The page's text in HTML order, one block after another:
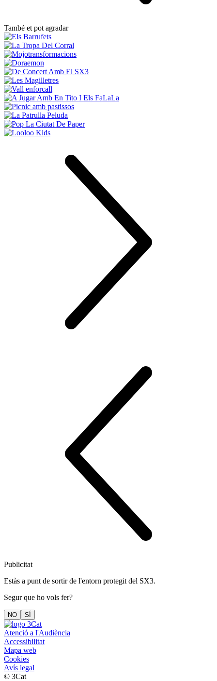
També et pot agradar
Publicitat
Estàs a punt de sortir de l'entorn protegit del SX3.
Segur que ho vols fer?
NO SÍ
Atenció a l'Audiència
Accessibilitat
Mapa web
Cookies
Avís legal
© 3Cat